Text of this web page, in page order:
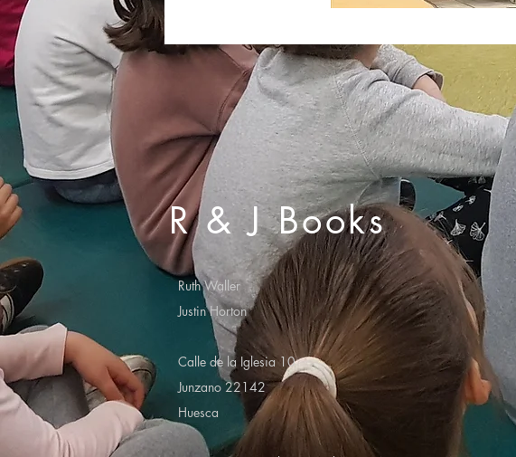
R & J Books
Ruth Waller
Justin Horton
Calle de la Iglesia 10
Junzano 22142
Huesca